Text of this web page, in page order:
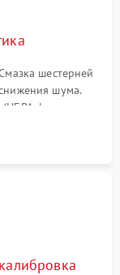
шестерней
шума.
фильтров,
разъемов и